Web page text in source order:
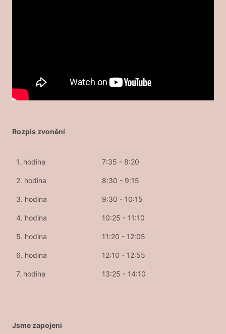
Rozpis zvonění
1. hodina 7:35 - 8:20
2. hodina 8:30 - 9:15
3. hodina 9:30 - 10:15
4. hodina 10:25 - 11:10
5. hodina 11:20 - 12:05
6. hodina 12:10 - 12:55
7. hodina 13:25 - 14:10
Jsme zapojeni